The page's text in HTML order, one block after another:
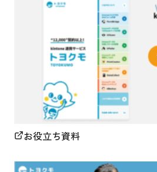
お役立ち資料